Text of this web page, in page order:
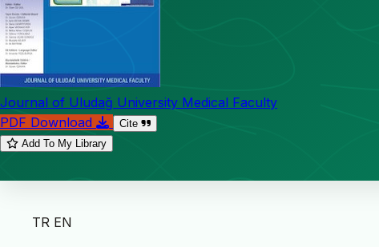
Journal of Uludağ University Medical Faculty
PDF Download
Cite
Add To My Library
TR EN